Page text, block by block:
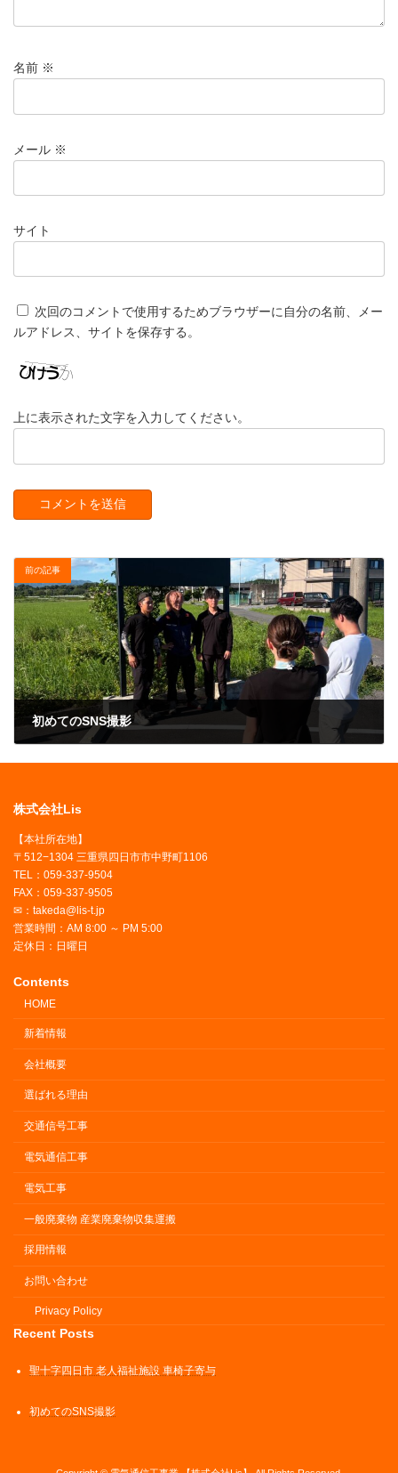
名前 ※
メール ※
サイト
次回のコメントで使用するためブラウザーに自分の名前、メー
ルアドレス、サイトを保存する。
上に表示された文字を入力してください。
前の記事
初めてのSNS撮影
株式会社Lis
【本社所在地】
〒512−1304 三重県四日市市中野町1106
TEL：059-337-9504
FAX：059-337-9505
✉：takeda@lis-t.jp
営業時間：AM 8:00 ～ PM 5:00
定休日：日曜日
Contents
HOME
新着情報
会社概要
選ばれる理由
交通信号工事
電気通信工事
電気工事
一般廃棄物 産業廃棄物収集運搬
採用情報
お問い合わせ
Privacy Policy
Recent Posts
聖十字四日市 老人福祉施設 車椅子寄与
初めてのSNS撮影